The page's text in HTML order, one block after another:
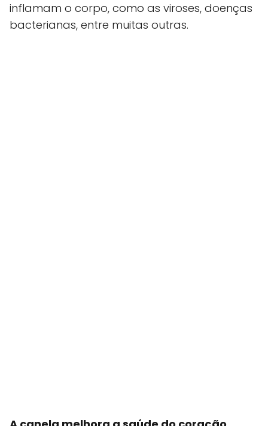
inflamam o corpo, como as viroses, doenças
bacterianas, entre muitas outras.